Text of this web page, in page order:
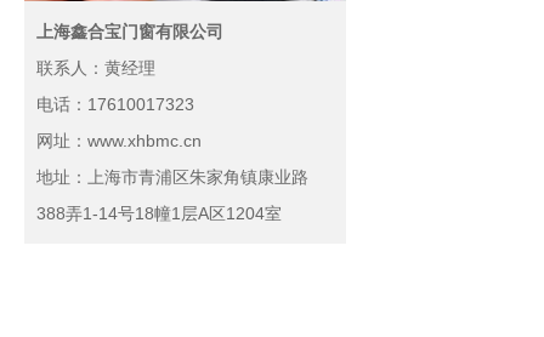
上海鑫合宝门窗有限公司
联系人：黄经理
电话：17610017323
网址：www.xhbmc.cn
地址：上海市青浦区朱家角镇康业路
388弄1-14号18幢1层A区1204室